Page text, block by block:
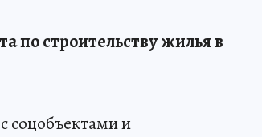
по строительству жилья в
соцобъектами и